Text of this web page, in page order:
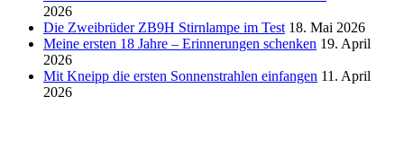
2026
Die Zweibrüder ZB9H Stirnlampe im Test 18. Mai 2026
Meine ersten 18 Jahre – Erinnerungen schenken 19. April
2026
Mit Kneipp die ersten Sonnenstrahlen einfangen 11. April
2026